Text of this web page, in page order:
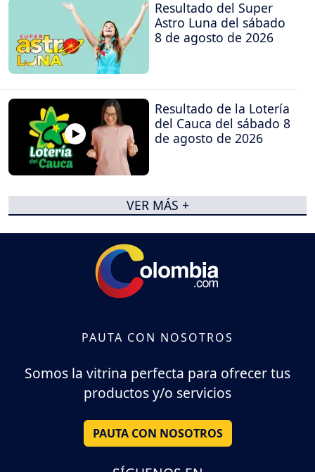
Resultado del Super
Astro Luna del sábado
8 de agosto de 2026
Resultado de la Lotería
del Cauca del sábado 8
de agosto de 2026
VER MÁS +
PAUTA CON NOSOTROS
Somos la vitrina perfecta para ofrecer tus
productos y/o servicios
PAUTA CON NOSOTROS